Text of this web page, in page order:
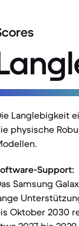
Langlebigkeit
physische
Support:
Samsung
Oktober 2030